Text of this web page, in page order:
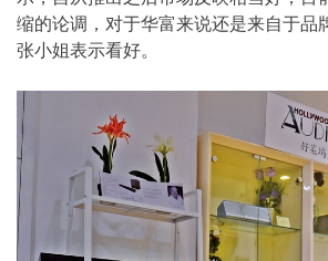
缩的论调，对于华富来说还是来自于品
张小姐表示看好。